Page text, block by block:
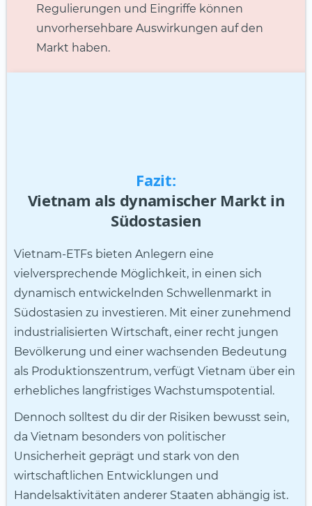
Regulierungen und Eingriffe können
unvorhersehbare Auswirkungen auf den
Markt haben.
Fazit:
Vietnam als dynamischer Markt in
Südostasien
Vietnam-ETFs bieten Anlegern eine
vielversprechende Möglichkeit, in einen sich
dynamisch entwickelnden Schwellenmarkt in
Südostasien zu investieren. Mit einer zunehmend
industrialisierten Wirtschaft, einer recht jungen
Bevölkerung und einer wachsenden Bedeutung
als Produktionszentrum, verfügt Vietnam über ein
erhebliches langfristiges Wachstumspotential.
Dennoch solltest du dir der Risiken bewusst sein,
da Vietnam besonders von politischer
Unsicherheit geprägt und stark von den
wirtschaftlichen Entwicklungen und
Handelsaktivitäten anderer Staaten abhängig ist.